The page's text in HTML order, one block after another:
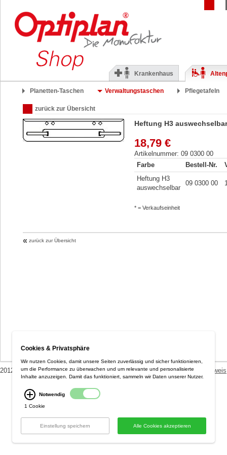
Krankenhaus
Planetten-Taschen Verwaltungstaschen Pflegetafeln
zurück zur Übersicht
Heftung H3 auswechselbar
18,79 €
Artikelnummer: 09 0300 00
Farbe
Bestell-Nr.
Heftung H3
auswechselbar
09 0300 00
* = Verkaufseinheit
« zurück zur Übersicht
2012 Optiplan GmbH :: AGB / Datenschutzerklärung::Versandkostenhinweis
Cookies & Privatsphäre
Wir nutzen Cookies, damit unsere Seiten zuverlässig und sicher funktionieren,
um die Performance zu überwachen und um relevante und personalisierte
Inhalte anzuzeigen. Damit das funktioniert, sammeln wir Daten unserer Nutzer.
Notwendig
1 Cookie
Einstellung speichern Alle Cookies akzeptieren